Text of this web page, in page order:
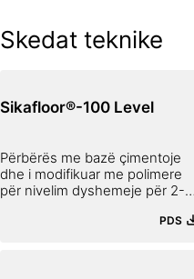
Skedat teknike
Sikafloor®-100 Level
Përbërës me bazë çimentoje
dhe i modifikuar me polimere
për nivelim dyshemeje për 2-10
PDS